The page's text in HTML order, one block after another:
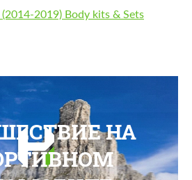
2019) Body kits & Sets
НА